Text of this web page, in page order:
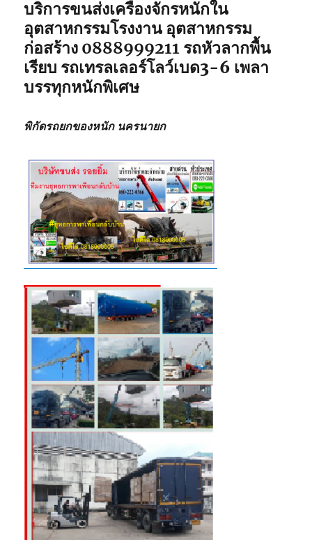
บริการขนส่งเครื่องจักรหนักใน
อุตสาหกรรมโรงงาน อุตสาหกรรม
ก่อสร้าง 0888999211 รถหัวลากพื้น
เรียบ รถเทรลเลอร์โลว์เบด3-6 เพลา
บรรทุกหนักพิเศษ
พิกัดรถยกของหนัก นครนายก